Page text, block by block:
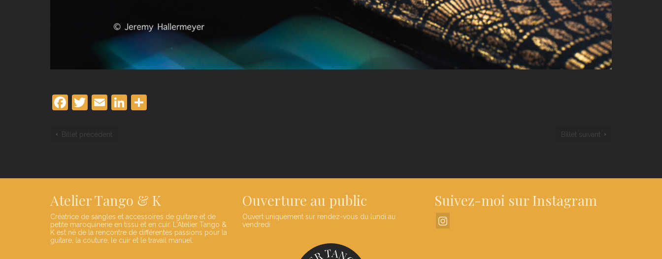
Facebook
Twitter
EmailLinkedIn
Billet précédent Billet suivant
Atelier Tango & K
Créatrice de sangles et accessoires de guitare et de
petite maroquinerie en tissu et en cuir. L'Atelier Tango &
K est né de la rencontre de différentes passions pour la
guitare, la couture, le cuir et le travail manuel.
Ouverture au public
Ouvert uniquement sur rendez-vous du lundi au
vendredi
Suivez-moi sur Instagram